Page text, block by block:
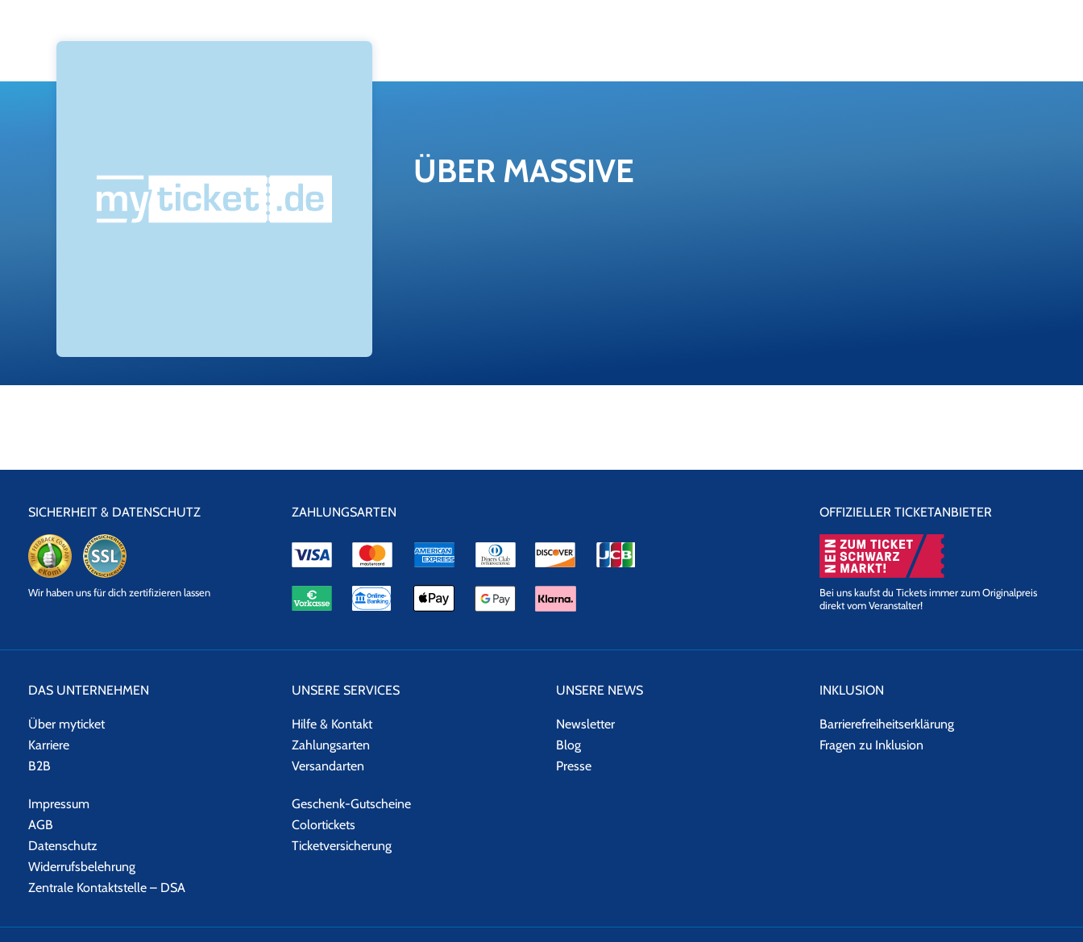
ÜBER MAS­SI­VE
SICHERHEIT & DATENSCHUTZ
Datensicherheit
Wir haben uns für dich zertifizieren lassen
ZAHLUNGSARTEN OFFIZIELLER TICKETANBIETER
Bei uns kaufst du Tickets immer zum Originalpreis
direkt vom Veranstalter!
DAS UNTERNEHMEN
Über myticket
Karriere
B2B
Impressum
AGB
Datenschutz
Widerrufsbelehrung
Zentrale Kontaktstelle – DSA
UNSERE SERVICES
Hilfe & Kontakt
Zahlungsarten
Versandarten
Geschenk-Gutscheine
Colortickets
Ticketversicherung
UNSERE NEWS
Newsletter
Blog
Presse
INKLUSION
Barrierefreiheitserklärung
Fragen zu Inklusion